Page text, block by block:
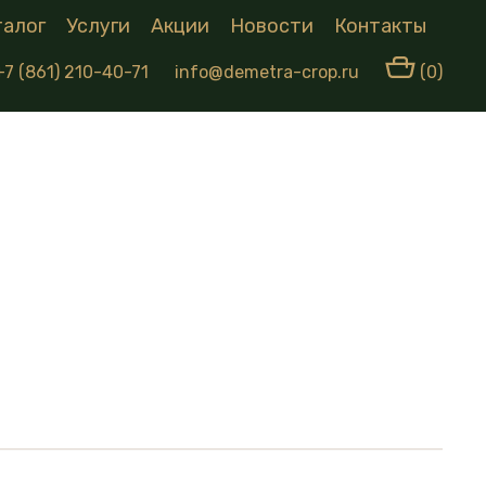
Услуги Акции Новости Контакты
(861) 210-40-71 info@demetra-crop.ru (0)